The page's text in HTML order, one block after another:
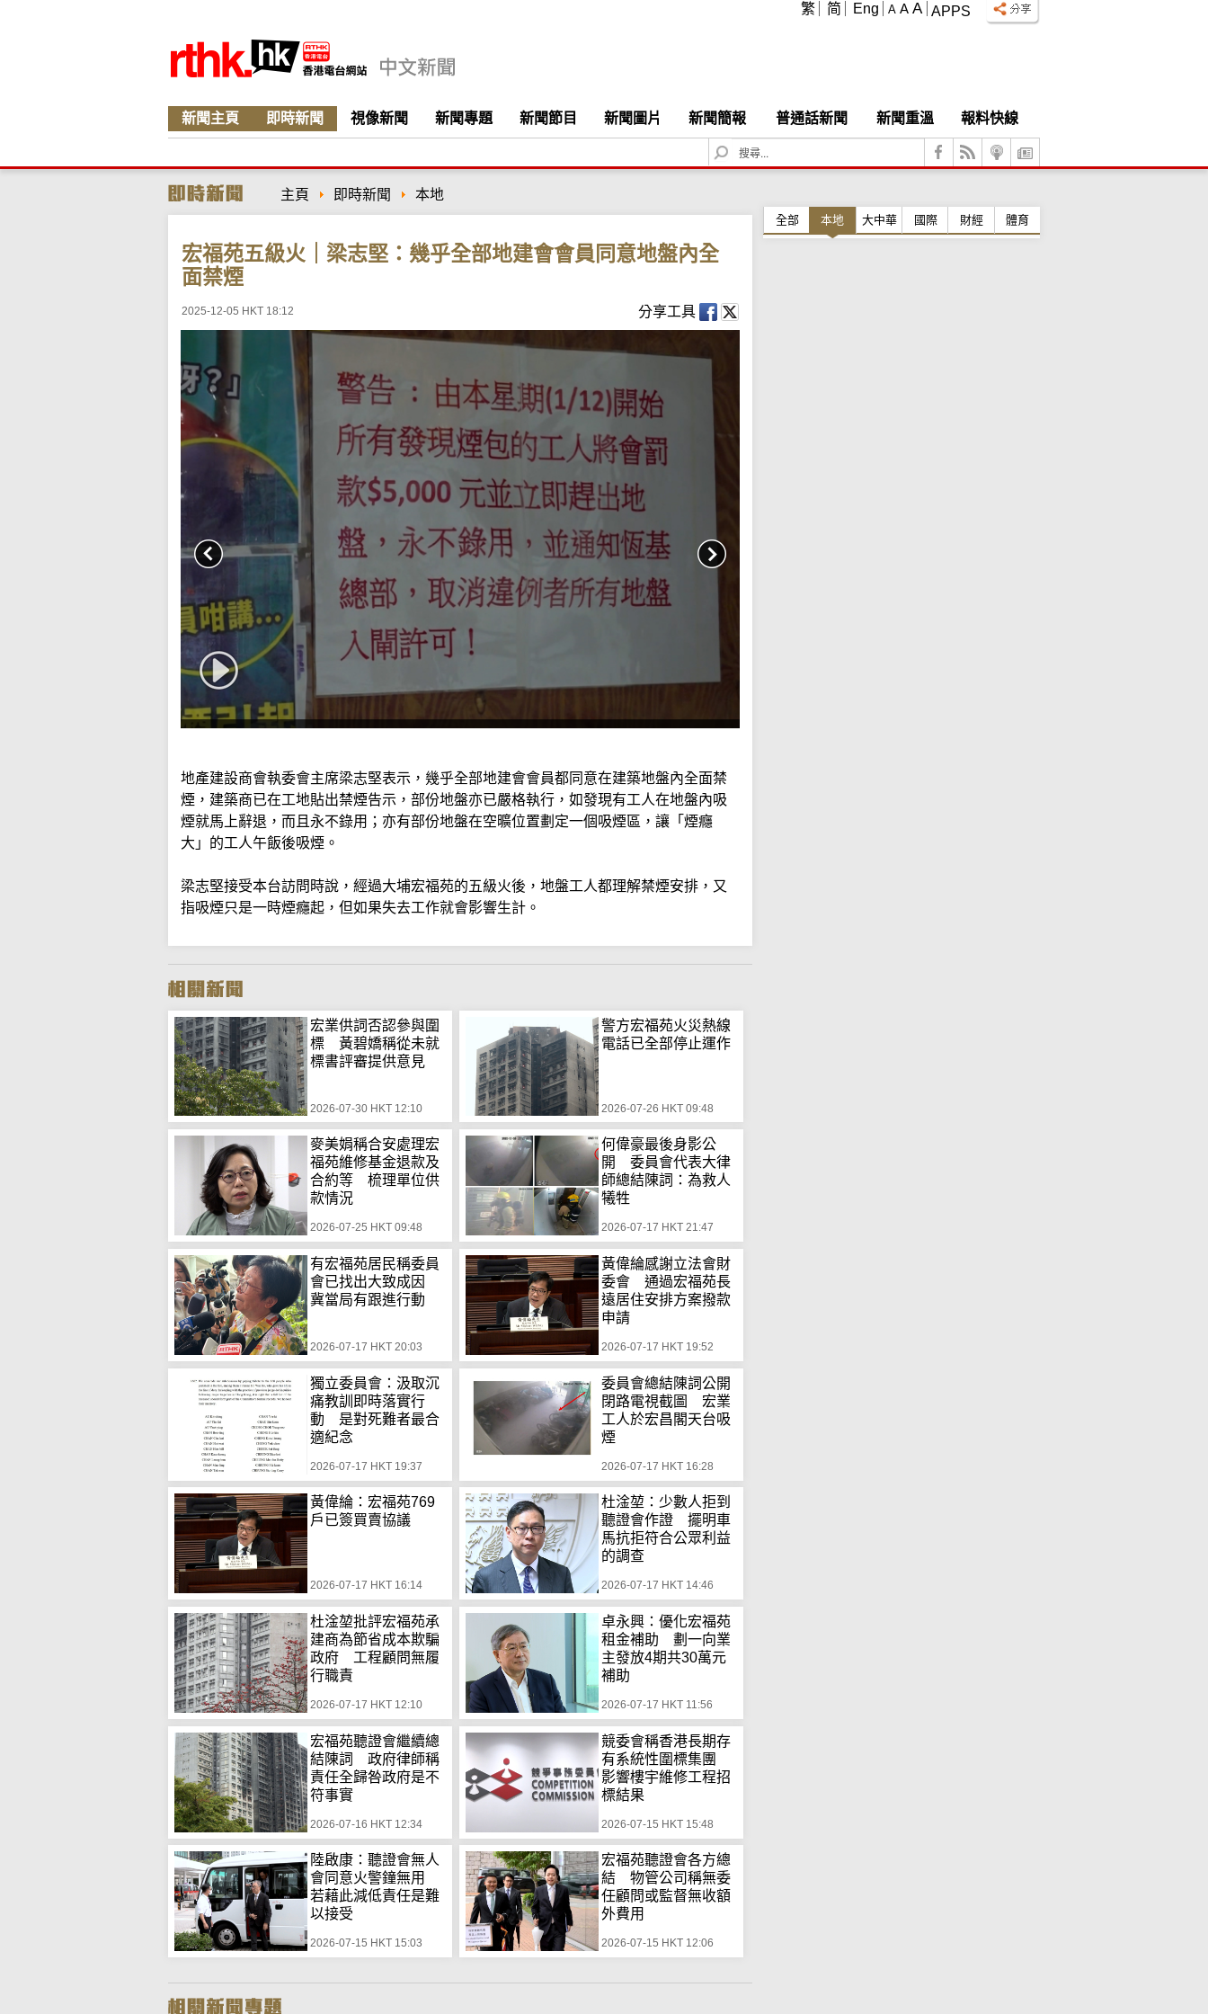
APPS
A A A
繁 简 Eng
新聞主頁 即時新聞 視像新聞 新聞專題 新聞節目 新聞圖片 新聞簡報 普通話新聞 新聞重溫
報料快線
S
e
c
主頁 即時新聞 本地
宏福苑五級火｜梁志堅：幾乎全部地建會會員同意地盤內全
面禁煙
2025-12-05 HKT 18:12 分享工具
地產建設商會執委會主席梁志堅表示，幾乎全部地建會會員都同意在建築地盤內全面禁
煙，建築商已在工地貼出禁煙告示，部份地盤亦已嚴格執行，如發現有工人在地盤內吸
煙就馬上辭退，而且永不錄用；亦有部份地盤在空曠位置劃定一個吸煙區，讓「煙癮
大」的工人午飯後吸煙。
梁志堅接受本台訪問時說，經過大埔宏福苑的五級火後，地盤工人都理解禁煙安排，又
指吸煙只是一時煙癮起，但如果失去工作就會影響生計。
宏業供詞否認參與圍
標 黃碧嬌稱從未就
標書評審提供意見
2026-07-30 HKT 12:10
警方宏福苑火災熱線
電話已全部停止運作
2026-07-26 HKT 09:48
麥美娟稱合安處理宏
福苑維修基金退款及
合約等 梳理單位供
款情況
2026-07-25 HKT 09:48
何偉豪最後身影公
開 委員會代表大律
師總結陳詞：為救人
犧牲
2026-07-17 HKT 21:47
有宏福苑居民稱委員
會已找出大致成因
冀當局有跟進行動
2026-07-17 HKT 20:03
黃偉綸感謝立法會財
委會 通過宏福苑長
遠居住安排方案撥款
申請
2026-07-17 HKT 19:52
獨立委員會：汲取沉
痛教訓即時落實行
動 是對死難者最合
適紀念
2026-07-17 HKT 19:37
委員會總結陳詞公開
閉路電視截圖 宏業
工人於宏昌閣天台吸
煙
2026-07-17 HKT 16:28
黃偉綸：宏福苑769
戶已簽買賣協議
2026-07-17 HKT 16:14
杜淦堃：少數人拒到
聽證會作證 擺明車
馬抗拒符合公眾利益
的調查
2026-07-17 HKT 14:46
杜淦堃批評宏福苑承
建商為節省成本欺騙
政府 工程顧問無履
行職責
2026-07-17 HKT 12:10
卓永興：優化宏福苑
租金補助 劃一向業
主發放4期共30萬元
補助
2026-07-17 HKT 11:56
宏福苑聽證會繼續總
結陳詞 政府律師稱
責任全歸咎政府是不
符事實
2026-07-16 HKT 12:34
競委會稱香港長期存
有系統性圍標集團
影響樓宇維修工程招
標結果
2026-07-15 HKT 15:48
陸啟康：聽證會無人
會同意火警鐘無用
若藉此減低責任是難
以接受
2026-07-15 HKT 15:03
宏福苑聽證會各方總
結 物管公司稱無委
任顧問或監督無收額
外費用
2026-07-15 HKT 12:06
全部 本地 大中華 國際 財經 體育